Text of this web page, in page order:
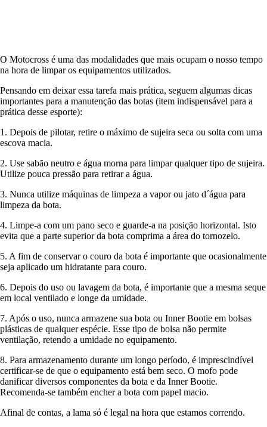
O Motocross é uma das modalidades que mais ocupam o nosso tempo
na hora de limpar os equipamentos utilizados.
Pensando em deixar essa tarefa mais prática, seguem algumas dicas
importantes para a manutenção das botas (item indispensável para a
prática desse esporte):
1. Depois de pilotar, retire o máximo de sujeira seca ou solta com uma
escova macia.
2. Use sabão neutro e água morna para limpar qualquer tipo de sujeira.
Utilize pouca pressão para retirar a água.
3. Nunca utilize máquinas de limpeza a vapor ou jato d´água para
limpeza da bota.
4. Limpe-a com um pano seco e guarde-a na posição horizontal. Isto
evita que a parte superior da bota comprima a área do tornozelo.
5. A fim de conservar o couro da bota é importante que ocasionalmente
seja aplicado um hidratante para couro.
6. Depois do uso ou lavagem da bota, é importante que a mesma seque
em local ventilado e longe da umidade.
7. Após o uso, nunca armazene sua bota ou Inner Bootie em bolsas
plásticas de qualquer espécie. Esse tipo de bolsa não permite
ventilação, retendo a umidade no equipamento.
8. Para armazenamento durante um longo período, é imprescindível
certificar-se de que o equipamento está bem seco. O mofo pode
danificar diversos componentes da bota e da Inner Bootie.
Recomenda-se também encher a bota com papel macio.
Afinal de contas, a lama só é legal na hora que estamos correndo.